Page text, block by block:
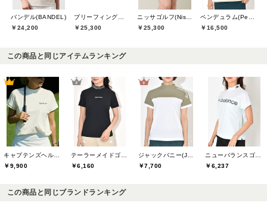
バンデル(BANDEL)
￥24,200
￥25,300
￥25,300
￥16,500
この商品と同じアイテムランキング
￥9,900
￥6,160
￥7,700
￥6,237
この商品と同じブランドランキング